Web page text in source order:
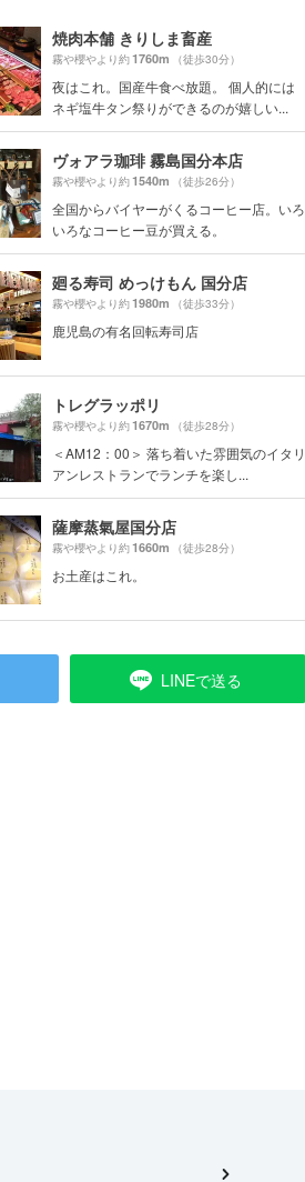
焼肉本舗 きりしま畜産
霧や櫻やより約1760m （徒歩30分）
夜はこれ。国産牛食べ放題。 個人的には
ネギ塩牛タン祭りができるのが嬉しい...
ヴォアラ珈琲 霧島国分本店
霧や櫻やより約1540m （徒歩26分）
全国からバイヤーがくるコーヒー店。いろ
いろなコーヒー豆が買える。
廻る寿司 めっけもん 国分店
霧や櫻やより約1980m （徒歩33分）
鹿児島の有名回転寿司店
トレグラッポリ
霧や櫻やより約1670m （徒歩28分）
＜AM12：00＞ 落ち着いた雰囲気のイタリ
アンレストランでランチを楽し...
薩摩蒸氣屋国分店
霧や櫻やより約1660m （徒歩28分）
お土産はこれ。
LINEで送る